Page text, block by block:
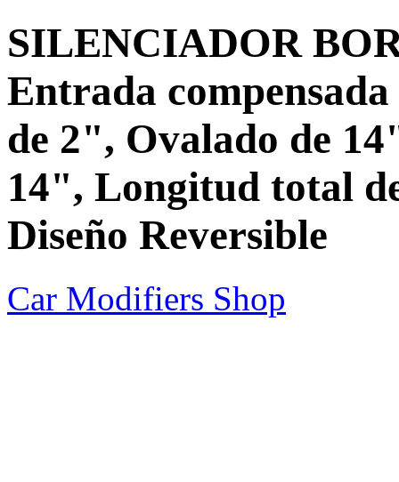
SILENCIADOR
Entrada
de 2", Ovalado de
14", Longitud total
Diseño Reversible
Car Modifiers Shop